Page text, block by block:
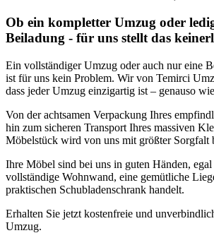
Ob ein kompletter Umzug oder
Beiladung - für uns stellt das
Ein vollständiger Umzug oder auch nur eine
ist für uns kein Problem. Wir von Temirci
dass jeder Umzug einzigartig ist – genauso
Von der achtsamen Verpackung Ihres
hin zum sicheren Transport Ihres massiven
Möbelstück wird von uns mit größter Sorgfalt
Ihre Möbel sind bei uns in guten Händen,
vollständige Wohnwand, eine gemütliche
praktischen Schubladenschrank handelt.
Erhalten Sie jetzt kostenfreie und
Umzug.